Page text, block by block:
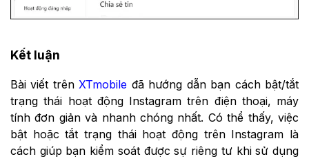
Kết luận
Bài viết trênXTmobile đã hướng dẫn bạn cách bật/tắt
trạng thái hoạt động Instagram trên điện thoại, máy
tính đơn giản và nhanh chóng nhất. Có thể thấy, việc
bật hoặc tắt trạng thái hoạt động trên Instagram là
cách giúp bạn kiểm soát được sự riêng tư khi sử dụng